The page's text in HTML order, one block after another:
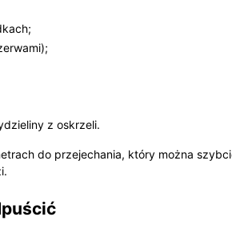
z oskrzeli.
do przejechania, który można